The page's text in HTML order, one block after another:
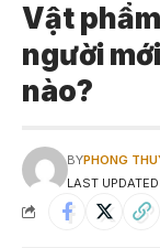
Vật
người
nào?
LAST
BYPHONG